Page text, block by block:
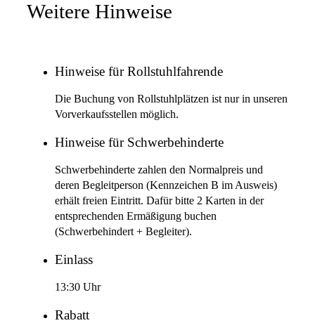
Weitere Hinweise
Hinweise für Rollstuhlfahrende
Die Buchung von Rollstuhlplätzen ist nur in unseren
Vorverkaufsstellen möglich.
Hinweise für Schwerbehinderte
Schwerbehinderte zahlen den Normalpreis und
deren Begleitperson (Kennzeichen B im Ausweis)
erhält freien Eintritt. Dafür bitte 2 Karten in der
entsprechenden Ermäßigung buchen
(Schwerbehindert + Begleiter).
Einlass
13:30 Uhr
Rabatt